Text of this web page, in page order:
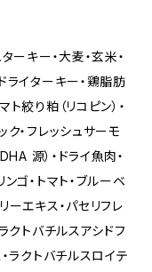
ーキー・大麦・玄米・
ライターキー・鶏脂肪
絞り粕（リコピン）・
ク・フレッシュサーモ
源）・ドライ魚肉・
ゴ・トマト・ブルーベ
ーエキス・パセリフレ
クトバチルスアシドフ
ラクトバチルスロイテ